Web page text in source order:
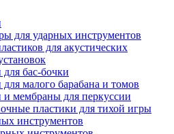
для ударных инструментов
для акустических
бас-бочки
малого барабана и томов
и мембраны для перкуссии
пластики для тихой игры
инструментов